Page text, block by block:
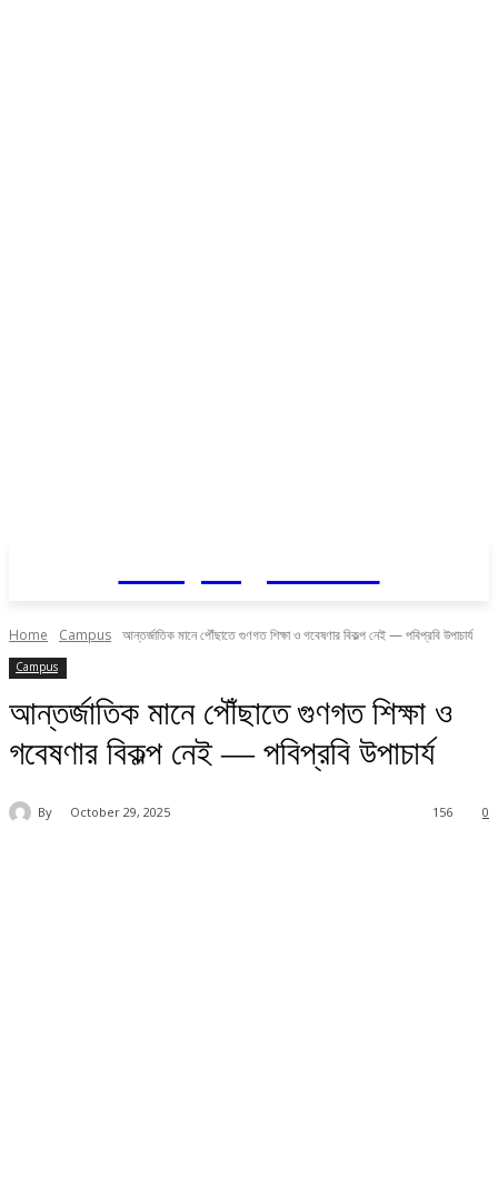
Home Campus আন্তর্জাতিক মানে পৌঁছাতে গুণগত শিক্ষা ও গবেষণার বিকল্প নেই — পবিপ্রবি উপাচার্য
Campus
আন্তর্জাতিক মানে পৌঁছাতে গুণগত শিক্ষা ও
গবেষণার বিকল্প নেই — পবিপ্রবি উপাচার্য
By October 29, 2025 0
156